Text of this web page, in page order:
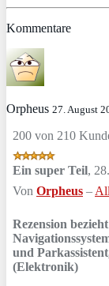
Kommentare
Orpheus 27. August
200 von 210
Ein super Teil,
Von Orpheus –
Rezension
und
(Elektronik)